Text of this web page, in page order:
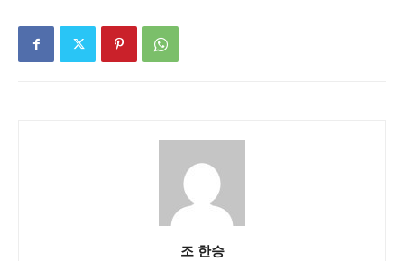
조 한승